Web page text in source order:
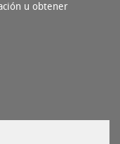
u obtener